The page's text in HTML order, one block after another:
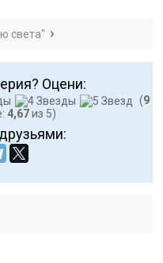
света"
Оцени:
(9
4,67из 5)